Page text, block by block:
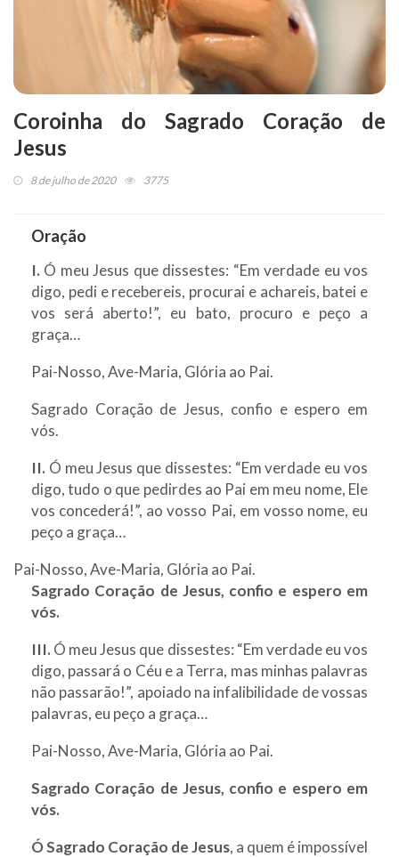
Coroinha do Sagrado Coração de
Jesus
8 de julho de 2020 3775
Oração
I. Ó meu Jesus que dissestes: “Em verdade eu vos
digo, pedi e recebereis, procurai e achareis, batei e
vos será aberto!”, eu bato, procuro e peço a
graça…
Pai-Nosso, Ave-Maria, Glória ao Pai.
Sagrado Coração de Jesus, confio e espero em
vós.
II. Ó meu Jesus que dissestes: “Em verdade eu vos
digo, tudo o que pedirdes ao Pai em meu nome, Ele
vos concederá!”, ao vosso Pai, em vosso nome, eu
peço a graça…
Pai-Nosso, Ave-Maria, Glória ao Pai.
Sagrado Coração de Jesus, confio e espero em
vós.
III. Ó meu Jesus que dissestes: “Em verdade eu vos
digo, passará o Céu e a Terra, mas minhas palavras
não passarão!”, apoiado na infalibilidade de vossas
palavras, eu peço a graça…
Pai-Nosso, Ave-Maria, Glória ao Pai.
Sagrado Coração de Jesus, confio e espero em
vós.
Ó Sagrado Coração de Jesus, a quem é impossível